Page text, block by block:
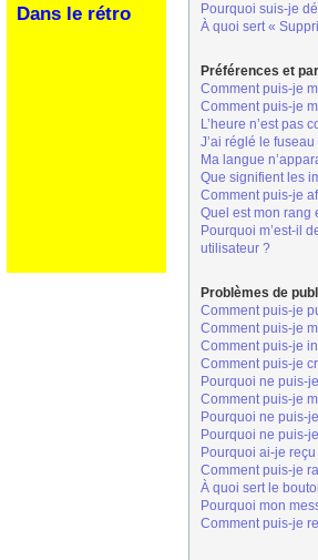
Dans le rétro
Pourquoi suis-je
À quoi sert «
Préférences et
Comment puis-je
Comment puis-je
L’heure n’est pas
J’ai réglé le
Ma langue
Que signifient les
Comment puis-je
Quel est mon rang
Pourquoi m’est-il
utilisateur ?
Problèmes de
Comment puis-je
Comment puis-je
Comment puis-je
Comment puis-je
Pourquoi ne puis-
Comment puis-je
Pourquoi ne puis-
Pourquoi ne puis-
Pourquoi ai-je
Comment puis-je
À quoi sert le
Pourquoi mon
Comment puis-je